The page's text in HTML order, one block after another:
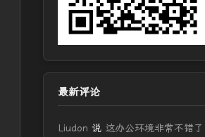
最新评论
Liudon 说 这办公环境非常不错了